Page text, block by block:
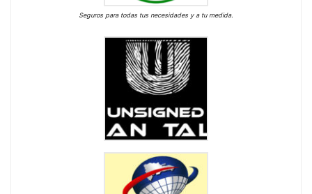
Seguros para todas tus necesidades y a tu medida.